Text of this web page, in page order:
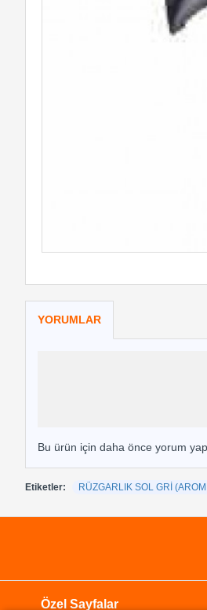
YORUMLAR
Bu ürün için daha önce yorum
Etiketler: RÜZGARLIK SOL GRİ
Özel Sayfalar